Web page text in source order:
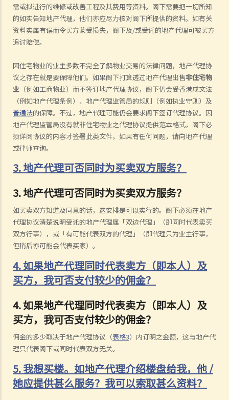
需或拟进行的维修或改善工程及其费用等资料。阁下需要把一切所知
的如实告知地产代理，他们亦应尽力核对阁下所提供的资料。如有关
资料实属有误而令买方蒙受损失，阁下及/或受讬的地产代理可被买方
追讨赔偿。
因住宅物业的业主多数不完全了解物业交易的法律问题，地产代理协
议之存在就是要保障他们。如果阁下打算透过地产代理出售非住宅物
业 （例如工商物业）而不签订地产代理协议，阁下仍会受香港成文法
（例如地产代理条例）、地产代理监管局的规则（例如执业守则）及
普通法的保障。不过，地产代理可能仍会要求阁下签订代理协议。因
地产代理监管局没有就非住宅物业之代理协议提供范本格式，阁下必
须详阅协议的内容才签署此类文件，如果有任何问题，请向地产代理
或律师查询。
3. 地产代理可否同时为买卖双方服务？
3. 地产代理可否同时为买卖双方服务？
如买卖双方知道及同意的话，这安排是可以实行的。阁下必须在地产
代理协议清楚说明受讬的地产代理属「双边代理」（即同时代表卖买
双方行事），或「有可能代表双方的代理」（即代理只为业主行事，
但稍后亦可能会代表买家）。
4. 如果地产代理同时代表卖方（即本人）及
买方，我可否支付较少的佣金？
4. 如果地产代理同时代表卖方（即本人）及
买方，我可否支付较少的佣金？
佣金的多少取决于地产代理协议（表格3）内订明之金额，这与地产代
理只代表阁下或同时代表双方无关。
5. 我想买楼。如地产代理介绍楼盘给我，他 /
她应提供甚么服务？我可以索取甚么资料？